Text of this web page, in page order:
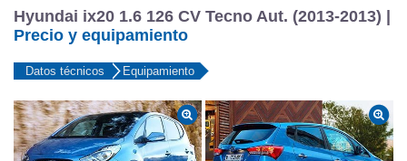
Hyundai ix20 1.6 126 CV Tecno Aut. (2013-2013) |
Precio y equipamiento
Datos técnicos Equipamiento